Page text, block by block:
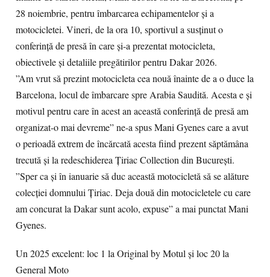
28 noiembrie, pentru îmbarcarea echipamentelor și a
motocicletei. Vineri, de la ora 10, sportivul a susținut o
conferință de presă în care și-a prezentat motocicleta,
obiectivele și detaliile pregătirilor pentru Dakar 2026.
”Am vrut să prezint motocicleta cea nouă înainte de a o duce la
Barcelona, locul de îmbarcare spre Arabia Saudită. Acesta e și
motivul pentru care în acest an această conferință de presă am
organizat-o mai devreme” ne-a spus Mani Gyenes care a avut
o perioadă extrem de încărcată acesta fiind prezent săptămâna
trecută și la redeschiderea Țiriac Collection din București.
”Sper ca și în ianuarie să duc această motocicletă să se alăture
colecției domnului Țiriac. Deja două din motocicletele cu care
am concurat la Dakar sunt acolo, expuse” a mai punctat Mani
Gyenes.
Un 2025 excelent: loc 1 la Original by Motul și loc 20 la
General Moto